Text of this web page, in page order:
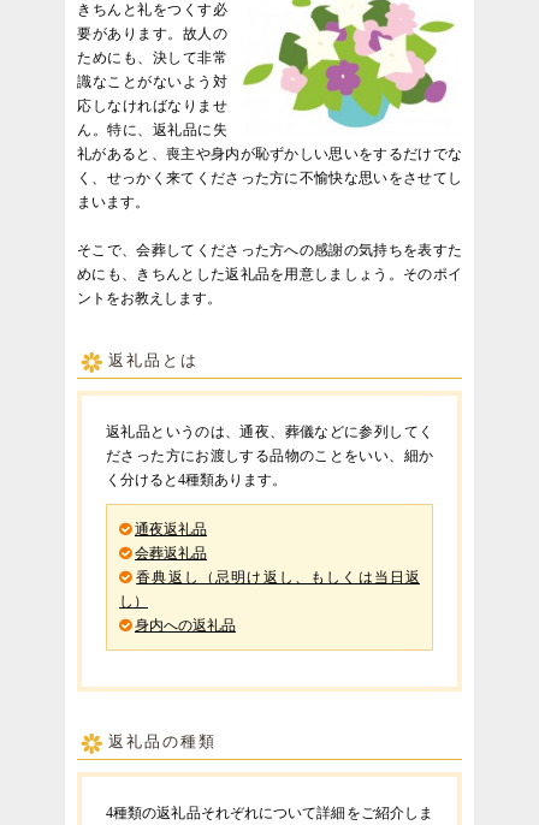
きちんと礼をつくす必
要があります。故人の
ためにも、決して非常
識なことがないよう対
応しなければなりませ
ん。特に、返礼品に失
礼があると、喪主や身内が恥ずかしい思いをするだけでな
く、せっかく来てくださった方に不愉快な思いをさせてし
まいます。
そこで、会葬してくださった方への感謝の気持ちを表すた
めにも、きちんとした返礼品を用意しましょう。そのポイ
ントをお教えします。
返礼品とは
返礼品というのは、通夜、葬儀などに参列してく
ださった方にお渡しする品物のことをいい、細か
く分けると4種類あります。
通夜返礼品
会葬返礼品
香典返し（忌明け返し、もしくは当日返
し）
身内への返礼品
返礼品の種類
4種類の返礼品それぞれについて詳細をご紹介しま